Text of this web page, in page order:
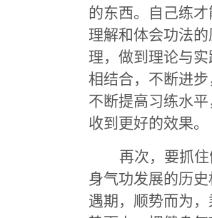
的东西。自己练才
理解和体会功法的
理，做到理论与实
相结合，不断进步
不断提高习练水平
收到更好的效果。
再次，要抓
身气功发展的历史
遇期，顺势而为，